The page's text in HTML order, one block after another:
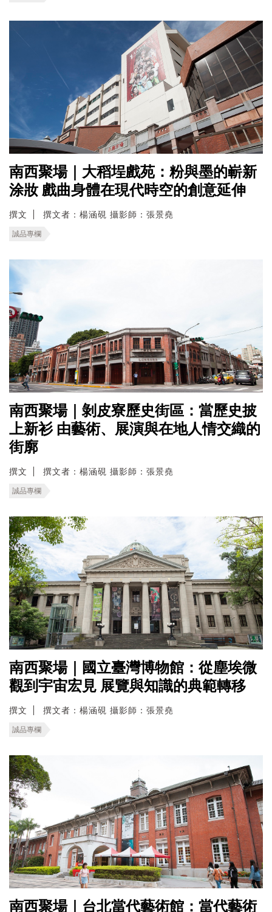
南西聚場｜大稻埕戲苑：粉與墨的嶄新
涂妝 戲曲身體在現代時空的創意延伸
撰文 撰文者：楊涵硯 攝影師：張景堯
誠品專欄
南西聚場｜剝皮寮歷史街區：當歷史披
上新衫 由藝術、展演與在地人情交織的
街廓
撰文 撰文者：楊涵硯 攝影師：張景堯
誠品專欄
南西聚場｜國立臺灣博物館：從塵埃微
觀到宇宙宏見 展覽與知識的典範轉移
撰文 撰文者：楊涵硯 攝影師：張景堯
誠品專欄
南西聚場｜台北當代藝術館：當代藝術